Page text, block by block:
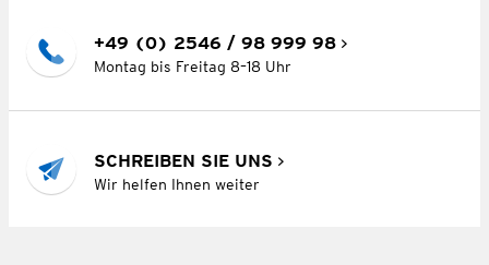
+49 (0) 2546 / 98 999 98
Montag bis Freitag 8–18 Uhr
SCHREIBEN SIE UNS
Wir helfen Ihnen weiter